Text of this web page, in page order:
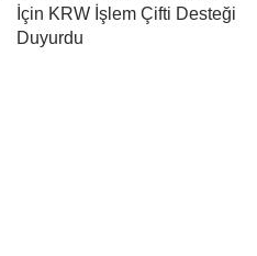
İçin KRW İşlem Çifti Desteği
Duyurdu